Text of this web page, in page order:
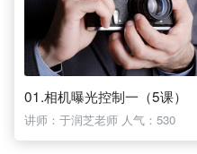
01.相机曝光控制一（5课）
讲师：于润芝老师 人气：530